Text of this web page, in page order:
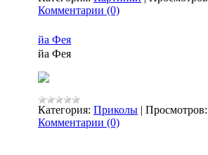
Комментарии (0)
йа Фея
йа Фея
Категория: Приколы | Просмотров:
Комментарии (0)